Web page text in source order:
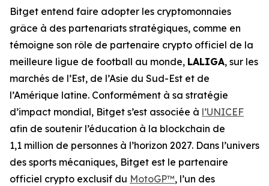
Bitget entend faire adopter les cryptomonnaies
grâce à des partenariats stratégiques, comme en
témoigne son rôle de partenaire crypto officiel de la
meilleure ligue de football au monde, LALIGA, sur les
marchés de l’Est, de l’Asie du Sud-Est et de
l’Amérique latine. Conformément à sa stratégie
d’impact mondial, Bitget s’est associée à l’UNICEF
afin de soutenir l’éducation à la blockchain de
1,1 million de personnes à l’horizon 2027. Dans l’univers
des sports mécaniques, Bitget est le partenaire
officiel crypto exclusif du MotoGP™, l’un des